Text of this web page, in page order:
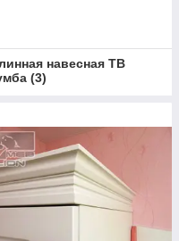
навесная ТВ
(3)